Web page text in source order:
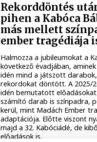
Rekorddöntés
pihen a Kabóca
más mellett
ember tragédiája
Halmozza a jubileumokat a
következő évadjában,
idén mind a játszott
rekordokat döntött. A 2025/
idén bemutatott
számító darab is színpadra,
kerül, mint Madách Ember
adaptációja. Előtte viszont
majd a 32. Kabóciádé, de
előadások is.